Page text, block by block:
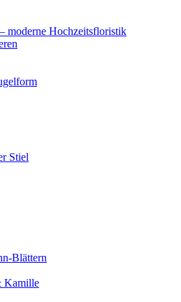
moderne Hochzeitsfloristik
Stiel
Blättern
Kamille